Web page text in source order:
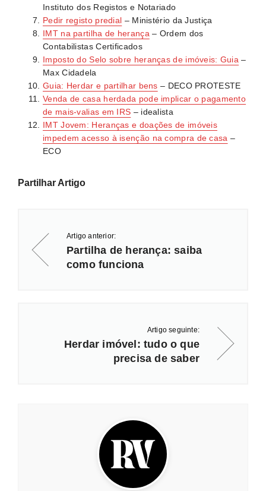
Instituto dos Registos e Notariado
Pedir registo predial – Ministério da Justiça
IMT na partilha de herança – Ordem dos
Contabilistas Certificados
Imposto do Selo sobre heranças de imóveis: Guia –
Max Cidadela
Guia: Herdar e partilhar bens – DECO PROTESTE
Venda de casa herdada pode implicar o pagamento
de mais-valias em IRS – idealista
IMT Jovem: Heranças e doações de imóveis
impedem acesso à isenção na compra de casa –
ECO
Partilhar Artigo
Artigo anterior:
Partilha de herança: saiba
como funciona
Artigo seguinte:
Herdar imóvel: tudo o que
precisa de saber